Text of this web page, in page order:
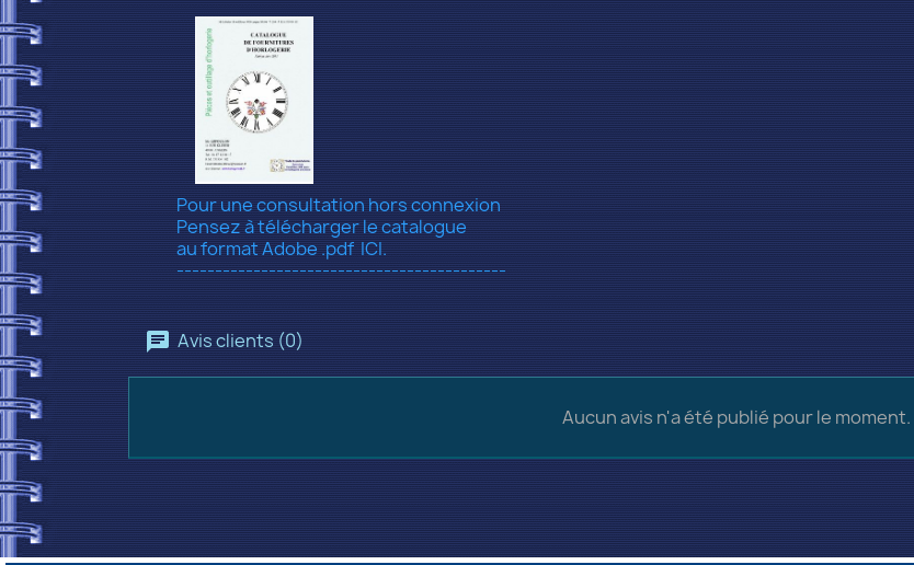
Pour une consultation hors connexion
Pensez à télécharger le catalogue
au format Adobe .pdfICI.
-------------------------------------------
Avis clients (0)
Aucun avis n'a été publié pour le moment.